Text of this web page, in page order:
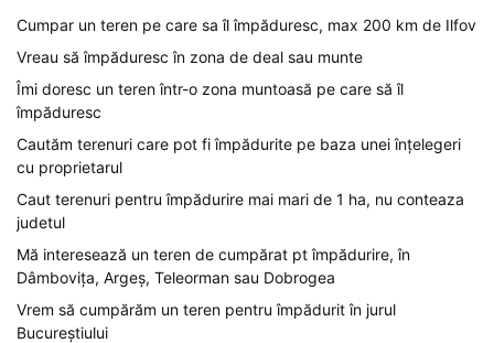
Cumpar un teren pe care sa îl împăduresc, max 200 km de Ilfov
Vreau să împăduresc în zona de deal sau munte
Îmi doresc un teren într-o zona muntoasă pe care să îl
împăduresc
Cautăm terenuri care pot fi împădurite pe baza unei înțelegeri
cu proprietarul
Caut terenuri pentru împădurire mai mari de 1 ha, nu conteaza
judetul
Mă interesează un teren de cumpărat pt împădurire, în
Dâmbovița, Argeș, Teleorman sau Dobrogea
Vrem să cumpărăm un teren pentru împădurit în jurul
Bucureștiului